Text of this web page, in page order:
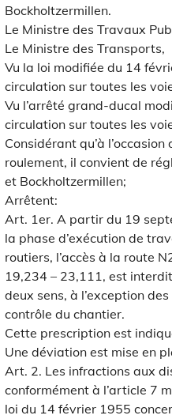
Bockholtzermillen.
Le Ministre des Travaux
Le Ministre des Transports,
Vu la loi modifiée du 14
circulation sur toutes les
Vu l’arrêté grand-ducal
circulation sur toutes les
Considérant qu’à
roulement, il convient de
et Bockholtzermillen;
Arrêtent:
Art. 1er. A partir du 19
la phase d’exécution de
routiers, l’accès à la route
19,234 – 23,111, est
deux sens, à l’exception
contrôle du chantier.
Cette prescription est
Une déviation est mise en
Art. 2. Les infractions aux
conformément à l’article 7
loi du 14 février 1955